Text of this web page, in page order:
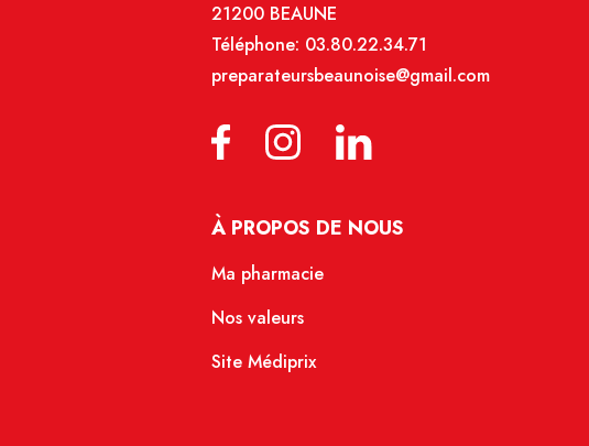
21200 BEAUNE
Téléphone: 03.80.22.34.71
preparateursbeaunoise@gmail.com
À PROPOS DE NOUS
Ma pharmacie
Nos valeurs
Site Médiprix